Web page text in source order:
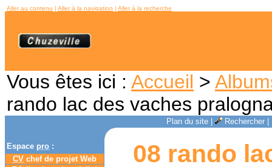
Aller au contenu | Aller à la navigation | Aller à la recherche
Vous êtes ici : Accueil >
rando lac des vaches
Plan du site| Rechercher|
Espace pro :
CV chef de projet Web
08 rando